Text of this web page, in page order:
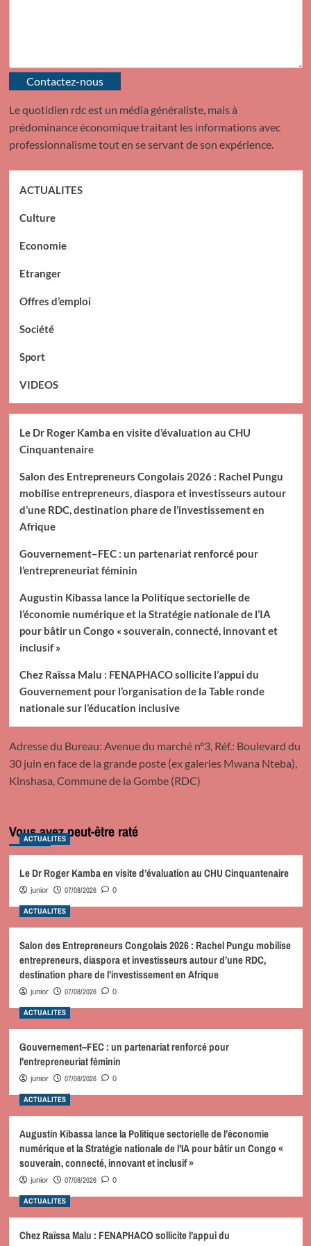
Contactez-nous
Le quotidien rdc est un média généraliste, mais à
prédominance économique traitant les informations avec
professionnalisme tout en se servant de son expérience.
ACTUALITES
Culture
Economie
Etranger
Offres d’emploi
Société
Sport
VIDEOS
Le Dr Roger Kamba en visite d’évaluation au CHU
Cinquantenaire
Salon des Entrepreneurs Congolais 2026 : Rachel Pungu
mobilise entrepreneurs, diaspora et investisseurs autour
d’une RDC, destination phare de l’investissement en
Afrique
Gouvernement–FEC : un partenariat renforcé pour
l’entrepreneuriat féminin
Augustin Kibassa lance la Politique sectorielle de
l’économie numérique et la Stratégie nationale de l’IA
pour bâtir un Congo « souverain, connecté, innovant et
inclusif »
Chez Raïssa Malu : FENAPHACO sollicite l’appui du
Gouvernement pour l’organisation de la Table ronde
nationale sur l’éducation inclusive
Adresse du Bureau: Avenue du marché n°3, Réf.: Boulevard du
30 juin en face de la grande poste (ex galeries Mwana Nteba),
Kinshasa, Commune de la Gombe (RDC)
Vous avez peut-être raté
ACTUALITES
Le Dr Roger Kamba en visite d’évaluation au CHU Cinquantenaire
junior 07/08/2026 0
ACTUALITES
Salon des Entrepreneurs Congolais 2026 : Rachel Pungu mobilise
entrepreneurs, diaspora et investisseurs autour d’une RDC,
destination phare de l’investissement en Afrique
junior 07/08/2026 0
ACTUALITES
Gouvernement–FEC : un partenariat renforcé pour
l’entrepreneuriat féminin
junior 07/08/2026 0
ACTUALITES
Augustin Kibassa lance la Politique sectorielle de l’économie
numérique et la Stratégie nationale de l’IA pour bâtir un Congo «
souverain, connecté, innovant et inclusif »
junior 07/08/2026 0
ACTUALITES
Chez Raïssa Malu : FENAPHACO sollicite l’appui du